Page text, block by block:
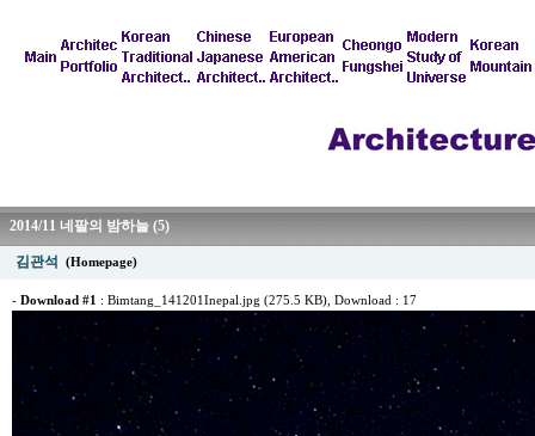
2014/11 네팔의 밤하늘 (5)
김관석 (Homepage)
- Download #1 : Bimtang_141201Inepal.jpg (275.5 KB) , Download : 17